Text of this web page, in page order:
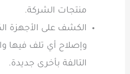
منتجات الشركة.
الكشف على الأجهزة
وإصلاح أي تلف فيها
التالفة بأخرى جديدة.